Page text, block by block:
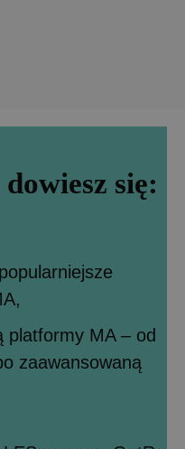
się:
platformy MA – od
zaawansowaną